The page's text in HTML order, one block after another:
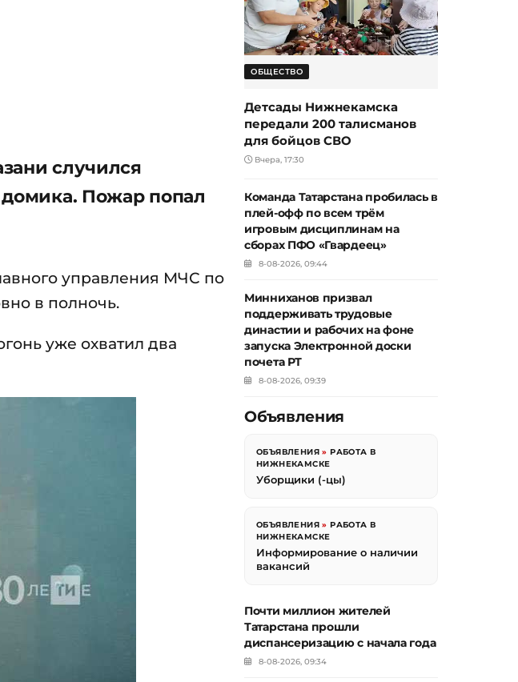
случился
Пожар попал
управления МЧС по
в полночь.
уже охватил два
ОБЩЕСТВО
Детсады Нижнекамска
передали 200 талисманов
для бойцов СВО
Вчера, 17:30
Команда Татарстана пробилась в
плей-офф по всем трём
игровым дисциплинам на
сборах ПФО «Гвардеец»
8-08-2026, 09:44
Минниханов призвал
поддерживать трудовые
династии и рабочих на фоне
запуска Электронной доски
почета РТ
8-08-2026, 09:39
Объявления
ОБЪЯВЛЕНИЯ »РАБОТА В
НИЖНЕКАМСКЕ
Уборщики (-цы)
ОБЪЯВЛЕНИЯ »РАБОТА В
НИЖНЕКАМСКЕ
Информирование о наличии
вакансий
Почти миллион жителей
Татарстана прошли
диспансеризацию с начала года
8-08-2026, 09:34